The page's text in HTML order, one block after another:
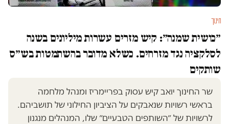
חינוך
״כושית שמנה״: קיש מזרים עשרות מיליונים בשנה
לסלקציה נגד מזרחים. כשלא מדובר בהשתמטות בש״ס
שותקים
שר החינוך יואב קיש עסוק בפריימריז ומנהל מלחמה
בראשי רשויות שנאבקים על הציביון החילוני של תושביהם.
לרשויות של ״השותפים הטבעיים״ שלו, המנהלים מנגנון